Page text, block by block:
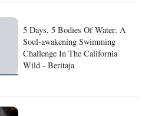
5 Days, 5 Bodies Of Water: A
Soul-awakening Swimming
Challenge In The California
Wild - Beritaja